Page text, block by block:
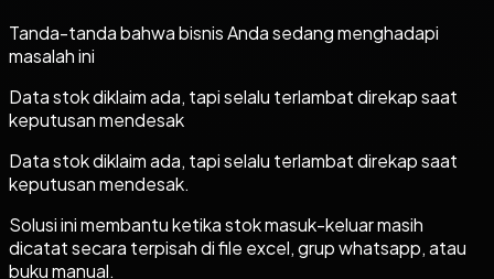
Tanda-tanda bahwa bisnis Anda sedang menghadapi
masalah ini
Data stok diklaim ada, tapi selalu terlambat direkap saat
keputusan mendesak
Data stok diklaim ada, tapi selalu terlambat direkap saat
keputusan mendesak.
Solusi ini membantu ketika stok masuk-keluar masih
dicatat secara terpisah di file excel, grup whatsapp, atau
buku manual.